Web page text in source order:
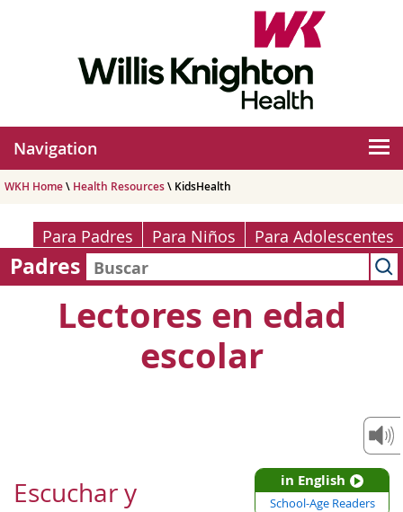
Navigation
WKH Home\ Health Resources\ KidsHealth
Para Padres Para Niños Para Adolescentes
Padres
Lectores en edad
escolar
in English
School-Age Readers
Escuchar y